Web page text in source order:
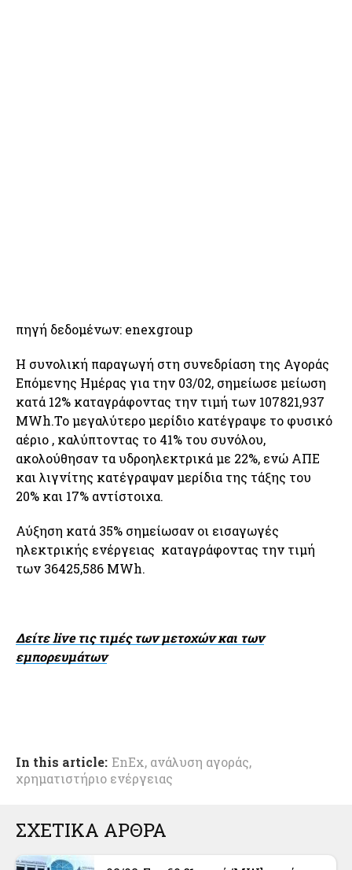
πηγή δεδομένων: enexgroup
Η συνολική παραγωγή στη συνεδρίαση της Αγοράς
Επόμενης Ημέρας για την 03/02, σημείωσε μείωση
κατά 12% καταγράφοντας την τιμή των 107821,937
MWh.Το μεγαλύτερο μερίδιο κατέγραψε το φυσικό
αέριο , καλύπτοντας το 41% του συνόλου,
ακολούθησαν τα υδροηλεκτρικά με 22%, ενώ ΑΠΕ
και λιγνίτης κατέγραψαν μερίδια της τάξης του
20% και 17% αντίστοιχα.
Αύξηση κατά 35% σημείωσαν οι εισαγωγές
ηλεκτρικής ενέργειας καταγράφοντας την τιμή
των 36425,586 MWh.
Δείτε live τις τιμές των μετοχών και των
εμπορευμάτων
In this article: EnEx, ανάλυση αγοράς,
χρηματιστήριο ενέργειας
ΣΧΕΤΙΚΑ ΑΡΘΡΑ